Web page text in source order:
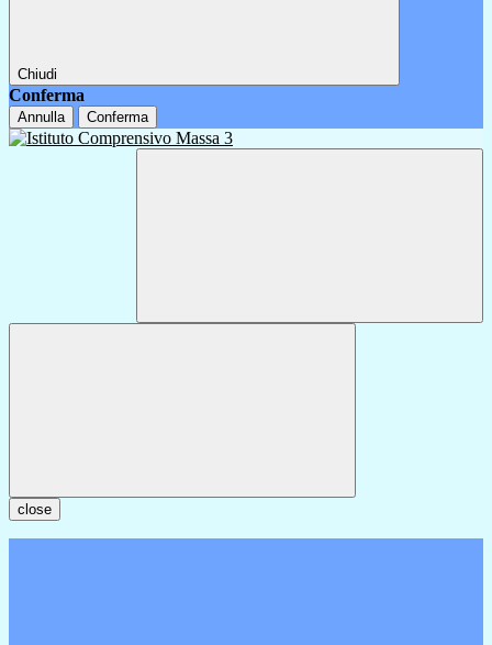
Chiudi
Conferma
Annulla Conferma
close